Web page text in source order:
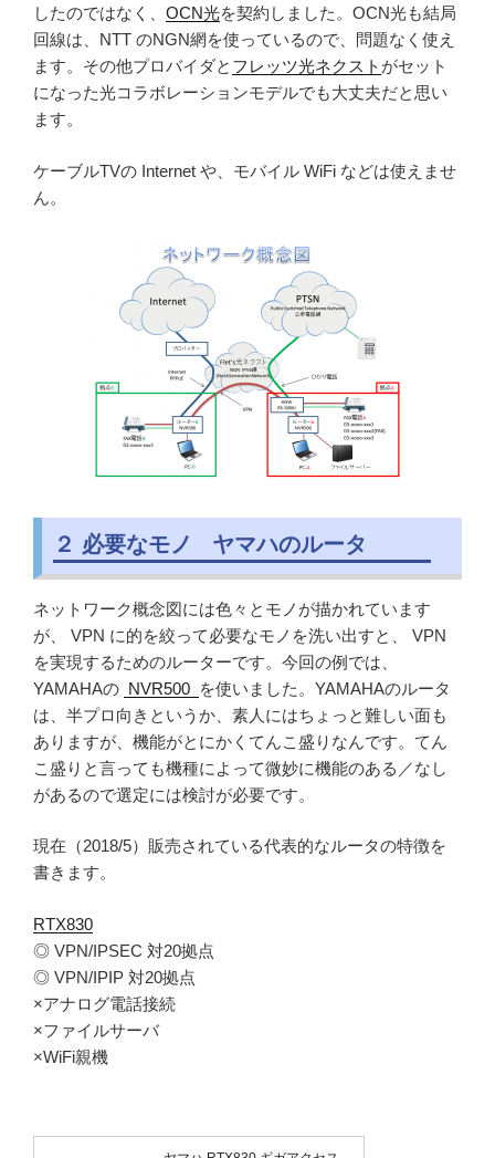
したのではなく、 OCN光を契約しました。OCN光も結局
回線は、NTT のNGN網を使っているので、問題なく使え
ます。その他プロバイダと フレッツ光ネクスト がセット
になった光コラボレーションモデルでも大丈夫だと思い
ます。
ケーブルTVの Internet や、モバイル WiFi などは使えませ
ん。
２ 必要なモノ ヤマハのルータ
ネットワーク概念図には色々とモノが描かれています
が、 VPN に的を絞って必要なモノを洗い出すと、 VPN
を実現するためのルーターです。今回の例では、
YAMAHAの NVR500 を使いました。YAMAHAのルータ
は、半プロ向きというか、素人にはちょっと難しい面も
ありますが、機能がとにかくてんこ盛りなんです。てん
こ盛りと言っても機種によって微妙に機能のある／なし
があるので選定には検討が必要です。
現在（2018/5）販売されている代表的なルータの特徴を
書きます。
RTX830
◎ VPN/IPSEC 対20拠点
◎ VPN/IPIP 対20拠点
×アナログ電話接続
×ファイルサーバ
×WiFi親機